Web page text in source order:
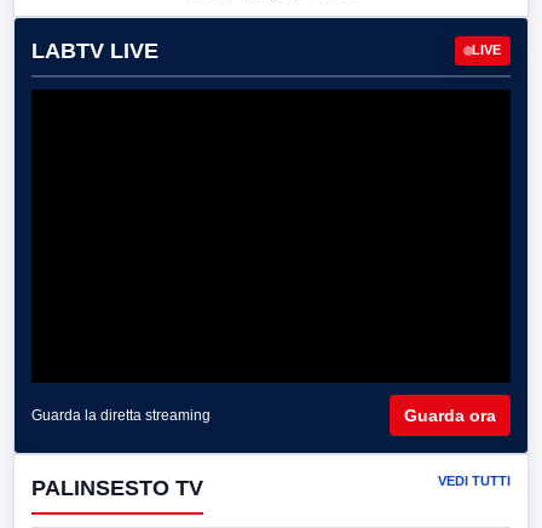
LABTV LIVE LIVE
Guarda la diretta streaming Guarda ora
PALINSESTO TV VEDI TUTTI